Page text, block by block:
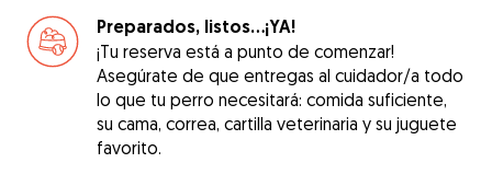
Preparados, listos...¡YA!
¡Tu reserva está a punto de comenzar!
Asegúrate de que entregas al cuidador/a todo
lo que tu perro necesitará: comida suficiente,
su cama, correa, cartilla veterinaria y su juguete
favorito.